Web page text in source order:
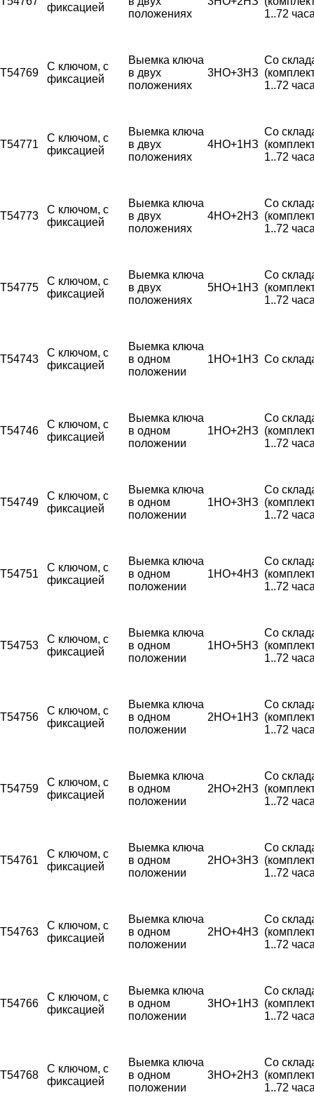
фиксацией
положениях
1..72
T54769
С ключом, с
фиксацией
Выемка ключа
в двух
положениях
3НО+3НЗ
Со
1..72
T54771
С ключом, с
фиксацией
Выемка ключа
в двух
положениях
4НО+1НЗ
Со
1..72
T54773
С ключом, с
фиксацией
Выемка ключа
в двух
положениях
4НО+2НЗ
Со
1..72
T54775
С ключом, с
фиксацией
Выемка ключа
в двух
положениях
5НО+1НЗ
Со
1..72
T54743
С ключом, с
фиксацией
Выемка ключа
в одном
положении
1НО+1НЗ Со
T54746
С ключом, с
фиксацией
Выемка ключа
в одном
положении
1НО+2НЗ
Со
1..72
T54749
С ключом, с
фиксацией
Выемка ключа
в одном
положении
1НО+3НЗ
Со
1..72
T54751
С ключом, с
фиксацией
Выемка ключа
в одном
положении
1НО+4НЗ
Со
1..72
T54753
С ключом, с
фиксацией
Выемка ключа
в одном
положении
1НО+5НЗ
Со
1..72
T54756
С ключом, с
фиксацией
Выемка ключа
в одном
положении
2НО+1НЗ
Со
1..72
T54759
С ключом, с
фиксацией
Выемка ключа
в одном
положении
2НО+2НЗ
Со
1..72
T54761
С ключом, с
фиксацией
Выемка ключа
в одном
положении
2НО+3НЗ
Со
1..72
T54763
С ключом, с
фиксацией
Выемка ключа
в одном
положении
2НО+4НЗ
Со
1..72
T54766
С ключом, с
фиксацией
Выемка ключа
в одном
положении
3НО+1НЗ
Со
1..72
T54768
С ключом, с
фиксацией
Выемка ключа
в одном
положении
3НО+2НЗ
Со
1..72